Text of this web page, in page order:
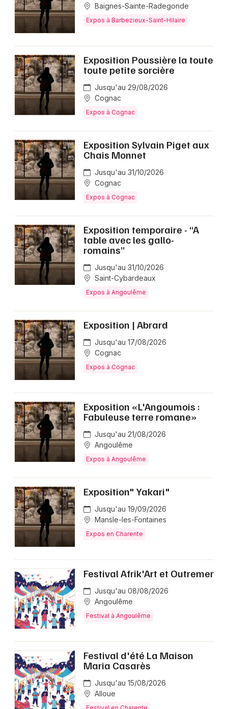
Baignes-Sainte-Radegonde
Expos à Barbezieux-Saint-Hilaire
Exposition Poussière la toute
toute petite sorcière
Jusqu'au 29/08/2026
Cognac
Expos à Cognac
Exposition Sylvain Piget aux
Chais Monnet
Jusqu'au 31/10/2026
Cognac
Expos à Cognac
Exposition temporaire - “A
table avec les gallo-
romains”
Jusqu'au 31/10/2026
Saint-Cybardeaux
Expos à Angoulême
Exposition | Abrard
Jusqu'au 17/08/2026
Cognac
Expos à Cognac
Exposition «L'Angoumois :
Fabuleuse terre romane»
Jusqu'au 21/08/2026
Angoulême
Expos à Angoulême
Exposition" Yakari"
Jusqu'au 19/09/2026
Mansle-les-Fontaines
Expos en Charente
Festival Afrik'Art et Outremer
Jusqu'au 08/08/2026
Angoulême
Festival à Angoulême
Festival d'été La Maison
Maria Casarès
Jusqu'au 15/08/2026
Alloue